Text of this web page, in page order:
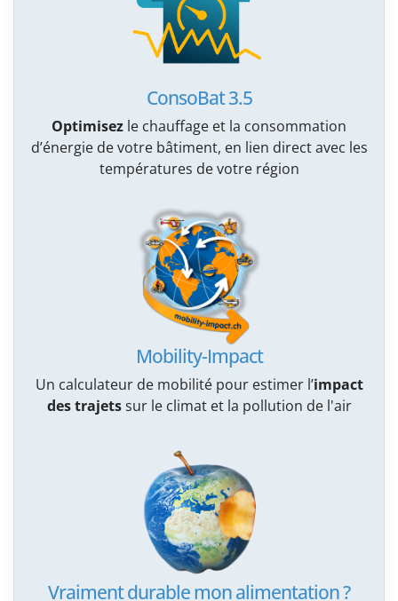
ConsoBat 3.5
Optimisez le chauffage et la consommation
d’énergie de votre bâtiment, en lien direct avec les
températures de votre région
Mobility-Impact
Un calculateur de mobilité pour estimer l’impact
des trajetssur le climat et la pollution de l'air
Vraiment durable mon alimentation ?